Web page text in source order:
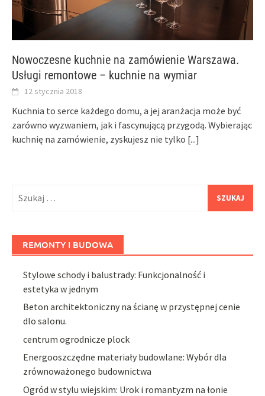
Nowoczesne kuchnie na zamówienie Warszawa.
Usługi remontowe – kuchnie na wymiar
12 stycznia 2018
Kuchnia to serce każdego domu, a jej aranżacja może być
zarówno wyzwaniem, jak i fascynującą przygodą. Wybierając
kuchnię na zamówienie, zyskujesz nie tylko [...]
REMONTY I BUDOWA
Stylowe schody i balustrady: Funkcjonalność i
estetyka w jednym
Beton architektoniczny na ścianę w przystępnej cenie
dlo salonu.
centrum ogrodnicze plock
Energooszczędne materiały budowlane: Wybór dla
zrównoważonego budownictwa
Ogród w stylu wiejskim: Urok i romantyzm na łonie